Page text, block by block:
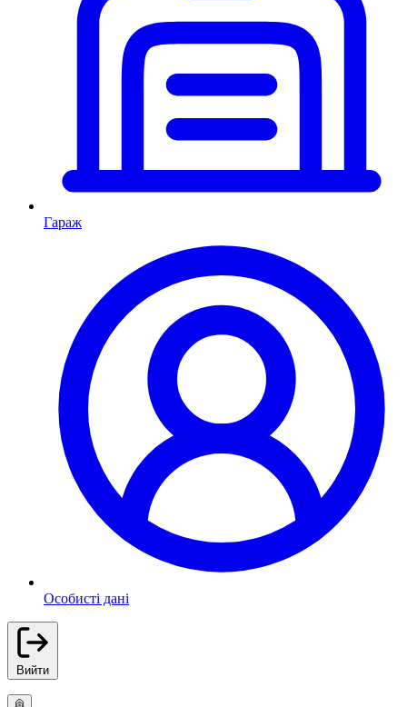
Гараж
Особисті дані
Вийти